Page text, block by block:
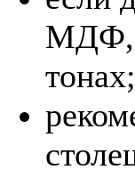
МДФ,
тонах;